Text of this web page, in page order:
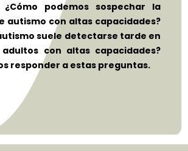
¿Cómo podemos sospechar la
autismo con altas capacidades?
suele detectarse tarde en
con altas capacidades?
responder a estas preguntas.